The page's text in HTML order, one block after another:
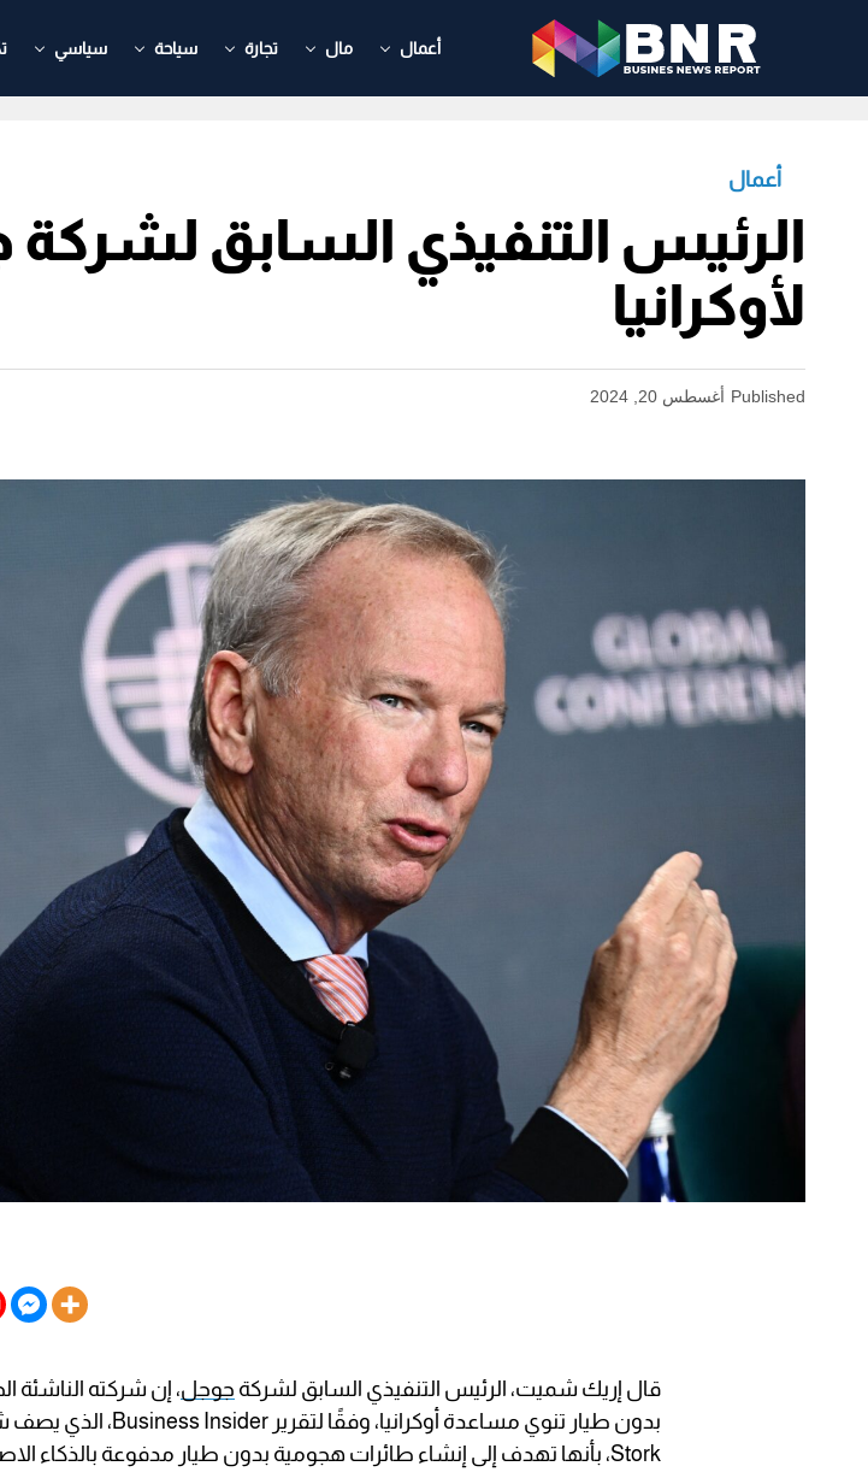
أعمال مال تجارة سياحة سياسي
أعمال
الرئيس التنفيذي السابق
لأوكرانيا
Published أغسطس 20, 2024
قال إريك شميت، الرئيس التنفيذي السابق لشركة جوجل، إن شركته الناشئة
Stork، بأنها تهدف إلى إنشاء طائرات هجومية بدون طيار مدفوعة بالذكاء الاصطناعي.